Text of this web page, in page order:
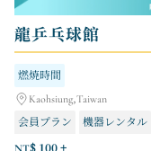
龍乒乓球館
燃焼時間
Kaohsiung,Taiwan
会員プラン
機器レンタル
卓球コース